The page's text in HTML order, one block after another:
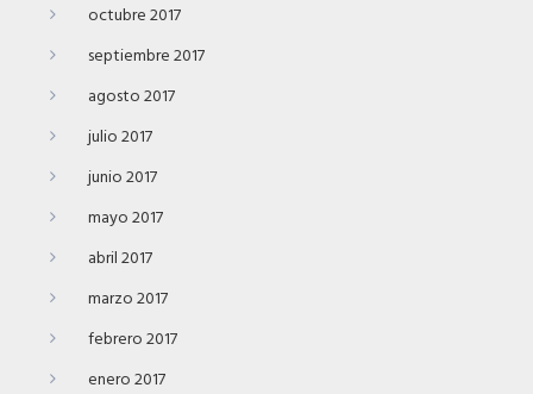
octubre 2017
septiembre 2017
agosto 2017
julio 2017
junio 2017
mayo 2017
abril 2017
marzo 2017
febrero 2017
enero 2017